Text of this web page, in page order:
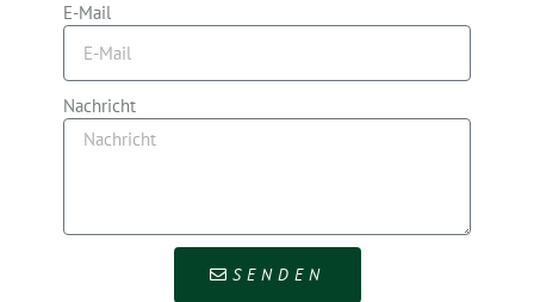
E-Mail
Nachricht
SENDEN